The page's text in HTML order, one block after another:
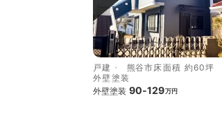
戸建 熊谷市床面積 約60坪
外壁塗装
外壁塗装 90-129万円